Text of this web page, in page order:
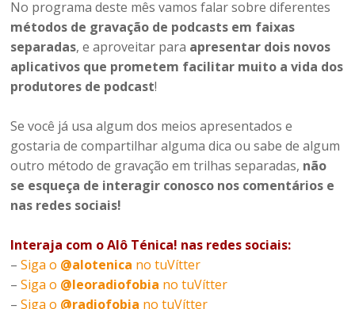
No programa deste mês vamos falar sobre diferentes
métodos de gravação de podcasts em faixas
separadas, e aproveitar para apresentar dois novos
aplicativos que prometem facilitar muito a vida dos
produtores de podcast!
Se você já usa algum dos meios apresentados e
gostaria de compartilhar alguma dica ou sabe de algum
outro método de gravação em trilhas separadas, não
se esqueça de interagir conosco nos comentários e
nas redes sociais!
Interaja com o Alô Ténica! nas redes sociais:
–Siga o @alotenica no tuVítter
–Siga o @leoradiofobia no tuVítter
–Siga o @radiofobia no tuVítter